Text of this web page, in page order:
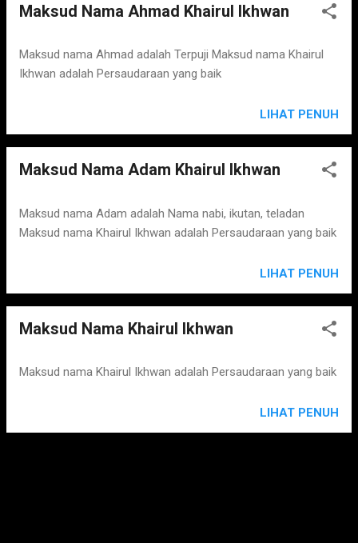
Maksud Nama Ahmad Khairul Ikhwan
Maksud nama Ahmad adalah Terpuji Maksud nama Khairul
Ikhwan adalah Persaudaraan yang baik
LIHAT PENUH
Maksud Nama Adam Khairul Ikhwan
Maksud nama Adam adalah Nama nabi, ikutan, teladan
Maksud nama Khairul Ikhwan adalah Persaudaraan yang baik
LIHAT PENUH
Maksud Nama Khairul Ikhwan
Maksud nama Khairul Ikhwan adalah Persaudaraan yang baik
LIHAT PENUH